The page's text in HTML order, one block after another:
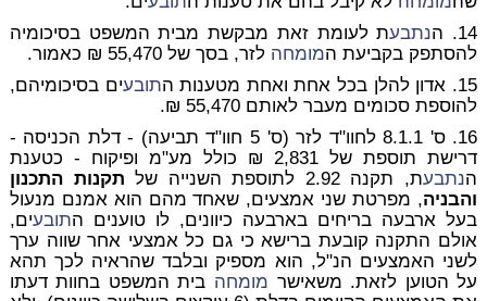
14. ה
נתבעת לעומת זאת מבקשת מבית המשפט בסיכומיה
להסתפק בקביעת המומחה לזר, בסך של 55,470 ₪ כאמור.
15. אדון להלן בכל אחת ואחת מטענות ה
תובעים בסיכומיהם,
להוספת סכומים מעבר לאותם 55,470 ₪.
16.
ס' 8.1.1 לחוו"ד לזר (ס' 5 חוו"ד תביעה) - דלת הכניסה -
דרישת תוספת של 2,831 ₪ כולל מע"מ ופיקוח
- כטענת
הנתבעת, תקנה 2.92 לתוספת השנייה של
תקנות התכנון
והבניה, מפרטת שני אמצעים, שאחד מהם הוא אמנם מנעול
בעל ארבעה בריחים בארבעה כיוונים, לו טוענים התובעים,
אולם התקנה קובעת ברישא כי גם כל אמצעי אחר שווה ערך
לשני האמצעים הנ"ל, הוא מספיק ובלבד שהראיה לכך תהא
על הטוען לזאת. משאישר מומחה בית המשפט בחוות דעתו